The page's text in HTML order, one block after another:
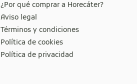
¿Por qué comprar a Horecáter?
Aviso legal
Términos y condiciones
Política de cookies
Política de privacidad